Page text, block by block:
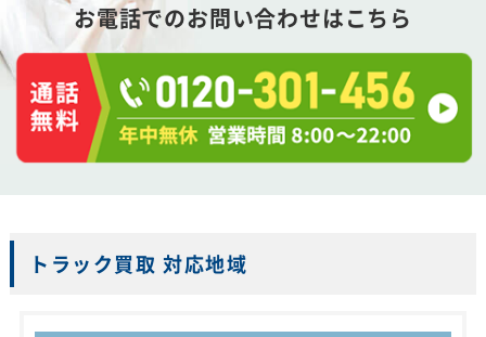
お電話でのお問い合わせはこちら
トラック買取 対応地域